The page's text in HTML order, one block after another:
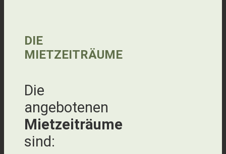
DIE
MIETZEITRÄUME
Die
angebotenen
Mietzeiträume
sind: